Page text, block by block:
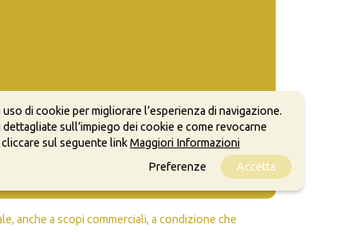
anche a scopi commerciali, a condizione che
uso di cookie per migliorare l’esperienza di navigazione.
sull’impiego dei cookie e come revocarne
sul seguente linkMaggiori Informazioni
Preferenze
Accetta